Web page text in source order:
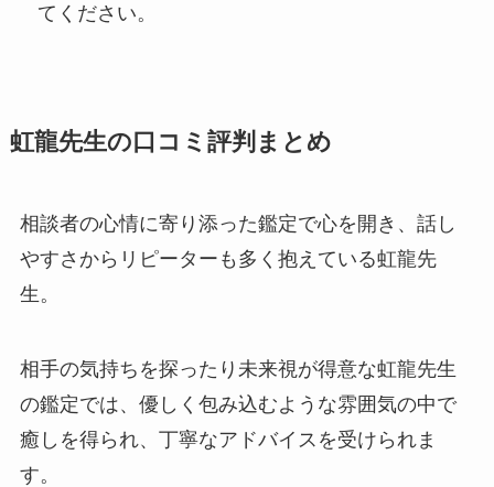
てください。
虹龍先生の口コミ評判まとめ
相談者の心情に寄り添った鑑定で心を開き、話し
やすさからリピーターも多く抱えている虹龍先
生。
相手の気持ちを探ったり未来視が得意な虹龍先生
の鑑定では、優しく包み込むような雰囲気の中で
癒しを得られ、丁寧なアドバイスを受けられま
す。